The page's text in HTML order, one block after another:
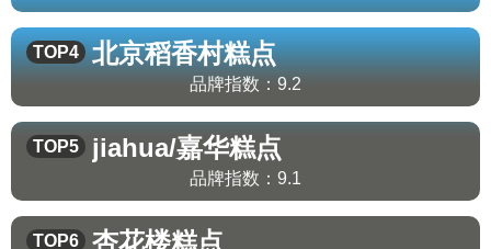
TOP4 北京稻香村糕点
品牌指数： 9.2
TOP5 jiahua/嘉华糕点
品牌指数： 9.1
TOP6 杏花楼糕点